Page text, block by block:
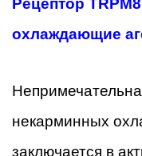
Рецептор
охлаждающие
некарминных
заключается в